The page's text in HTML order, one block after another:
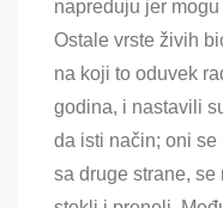
napreduju jer
Ostale vrste živih
na koji to oduvek
godina, i nastavili
da isti način; oni
sa druge strane,